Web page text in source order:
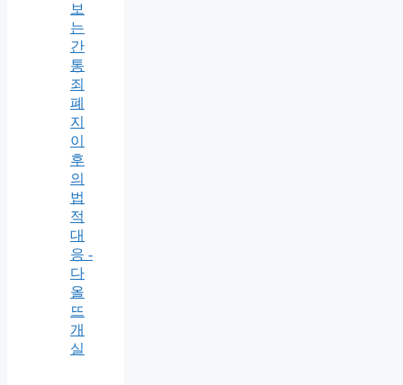
보
는
간
통
죄
폐
지
이
후
의
법
적
대
응 -
다
올
뜨
개
실